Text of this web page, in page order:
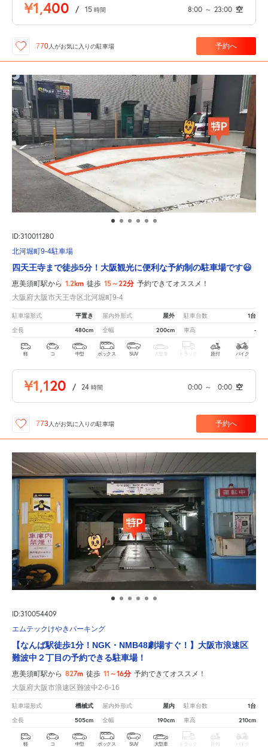
¥1,400 / 15 時間 8:00 ～ 23:00 空
770人がお気に入りの駐車場 予約へ
ID:310011280
北河堀町9-4駐車場
四天王寺まで徒歩5分！大阪観光に便利な予約制の駐車場です😃
恵美須町駅から 1.2km 徒歩 15～22分 予約できてオススメ！
大阪府大阪市天王寺区北河堀町9-4
駐車場形式 平置き 屋内外形式 屋外 駐車台数 1台
全長 480cm 全幅 200cm 車高 -
軽 コ 中型 ボックス SUV 大型車 トラック 原付 バイク
¥1,120 / 24 時間 0:00 ～ 0:00 空
773人がお気に入りの駐車場 予約へ
ID:310054409
エムテックけやきパーキング
【なんば駅徒歩1分！NGK・NMB48劇場すぐ！】大阪市浪速区
難波中２丁目の予約できる駐車場！
恵美須町駅から 827m 徒歩 11～16分 予約できてオススメ！
大阪府大阪市浪速区難波中2-6-16
駐車場形式 機械式 屋内外形式 屋内 駐車台数 1台
全長 505cm 全幅 190cm 車高 210cm
軽 コ 中型 ボックス SUV 大型車 トラック 原付 バイク